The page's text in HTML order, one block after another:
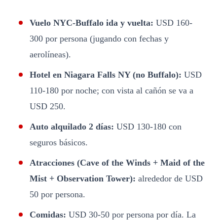
Vuelo NYC-Buffalo ida y vuelta: USD 160-
300 por persona (jugando con fechas y
aerolíneas).
Hotel en Niagara Falls NY (no Buffalo): USD
110-180 por noche; con vista al cañón se va a
USD 250.
Auto alquilado 2 días: USD 130-180 con
seguros básicos.
Atracciones (Cave of the Winds + Maid of the
Mist + Observation Tower): alrededor de USD
50 por persona.
Comidas: USD 30-50 por persona por día. La